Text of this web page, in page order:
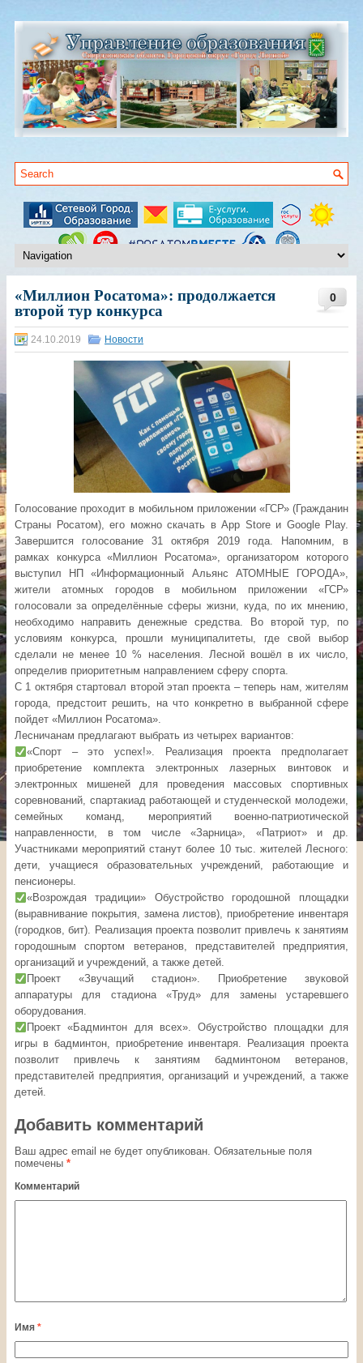
0
«Миллион Росатома»: продолжается
второй тур конкурса
24.10.2019 Новости
Голосование проходит в мобильном приложении «ГСР» (Гражданин
Страны Росатом), его можно скачать в App Store и Google Play.
Завершится голосование 31 октября 2019 года. Напомним, в
рамках конкурса «Миллион Росатома», организатором которого
выступил НП «Информационный Альянс АТОМНЫЕ ГОРОДА»,
жители атомных городов в мобильном приложении «ГСР»
голосовали за определённые сферы жизни, куда, по их мнению,
необходимо направить денежные средства. Во второй тур, по
условиям конкурса, прошли муниципалитеты, где свой выбор
сделали не менее 10 % населения. Лесной вошёл в их число,
определив приоритетным направлением сферу спорта.
С 1 октября стартовал второй этап проекта – теперь нам, жителям
города, предстоит решить, на что конкретно в выбранной сфере
пойдет «Миллион Росатома».
Лесничанам предлагают выбрать из четырех вариантов:
«Спорт – это успех!». Реализация проекта предполагает
приобретение комплекта электронных лазерных винтовок и
электронных мишеней для проведения массовых спортивных
соревнований, спартакиад работающей и студенческой молодежи,
семейных команд, мероприятий военно-патриотической
направленности, в том числе «Зарница», «Патриот» и др.
Участниками мероприятий станут более 10 тыс. жителей Лесного:
дети, учащиеся образовательных учреждений, работающие и
пенсионеры.
«Возрождая традиции» Обустройство городошной площадки
(выравнивание покрытия, замена листов), приобретение инвентаря
(городков, бит). Реализация проекта позволит привлечь к занятиям
городошным спортом ветеранов, представителей предприятия,
организаций и учреждений, а также детей.
Проект «Звучащий стадион». Приобретение звуковой
аппаратуры для стадиона «Труд» для замены устаревшего
оборудования.
Проект «Бадминтон для всех». Обустройство площадки для
игры в бадминтон, приобретение инвентаря. Реализация проекта
позволит привлечь к занятиям бадминтоном ветеранов,
представителей предприятия, организаций и учреждений, а также
детей.
Добавить комментарий
Ваш адрес email не будет опубликован. Обязательные поля
помечены *
Комментарий
Имя *